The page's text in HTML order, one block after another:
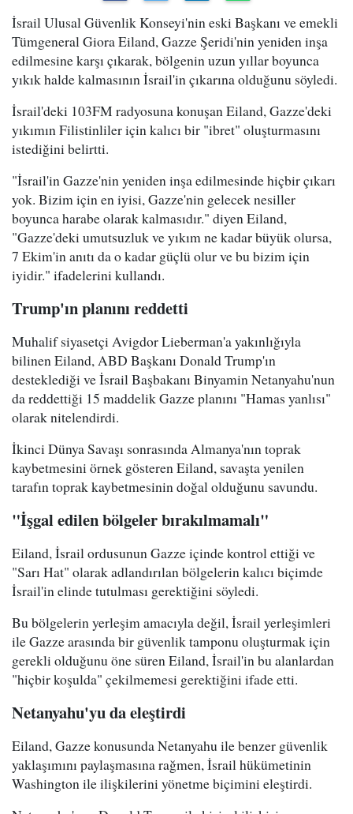
İsrail Ulusal Güvenlik Konseyi'nin eski Başkanı ve emekli
Tümgeneral Giora Eiland, Gazze Şeridi'nin yeniden inşa
edilmesine karşı çıkarak, bölgenin uzun yıllar boyunca
yıkık halde kalmasının İsrail'in çıkarına olduğunu söyledi.
İsrail'deki 103FM radyosuna konuşan Eiland, Gazze'deki
yıkımın Filistinliler için kalıcı bir "ibret" oluşturmasını
istediğini belirtti.
"İsrail'in Gazze'nin yeniden inşa edilmesinde hiçbir çıkarı
yok. Bizim için en iyisi, Gazze'nin gelecek nesiller
boyunca harabe olarak kalmasıdır." diyen Eiland,
"Gazze'deki umutsuzluk ve yıkım ne kadar büyük olursa,
7 Ekim'in anıtı da o kadar güçlü olur ve bu bizim için
iyidir." ifadelerini kullandı.
Trump'ın planını reddetti
Muhalif siyasetçi Avigdor Lieberman'a yakınlığıyla
bilinen Eiland, ABD Başkanı Donald Trump'ın
desteklediği ve İsrail Başbakanı Binyamin Netanyahu'nun
da reddettiği 15 maddelik Gazze planını "Hamas yanlısı"
olarak nitelendirdi.
İkinci Dünya Savaşı sonrasında Almanya'nın toprak
kaybetmesini örnek gösteren Eiland, savaşta yenilen
tarafın toprak kaybetmesinin doğal olduğunu savundu.
"İşgal edilen bölgeler bırakılmamalı"
Eiland, İsrail ordusunun Gazze içinde kontrol ettiği ve
"Sarı Hat" olarak adlandırılan bölgelerin kalıcı biçimde
İsrail'in elinde tutulması gerektiğini söyledi.
Bu bölgelerin yerleşim amacıyla değil, İsrail yerleşimleri
ile Gazze arasında bir güvenlik tamponu oluşturmak için
gerekli olduğunu öne süren Eiland, İsrail'in bu alanlardan
"hiçbir koşulda" çekilmemesi gerektiğini ifade etti.
Netanyahu'yu da eleştirdi
Eiland, Gazze konusunda Netanyahu ile benzer güvenlik
yaklaşımını paylaşmasına rağmen, İsrail hükümetinin
Washington ile ilişkilerini yönetme biçimini eleştirdi.